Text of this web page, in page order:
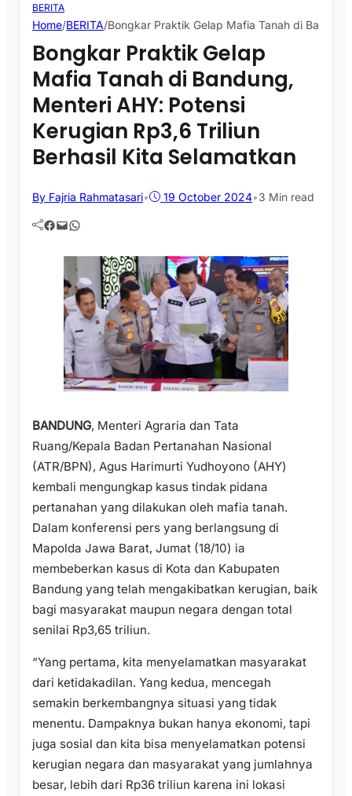
BERITA
Home/BERITA/Bongkar Praktik Gelap Mafia Tanah di
Bongkar Praktik Gelap
Mafia Tanah di Bandung,
Menteri AHY: Potensi
Kerugian Rp3,6 Triliun
Berhasil Kita Selamatkan
By Fajria Rahmatasari• 19 October 2024•3 Min read
Facebook Mail WhatsApp
BANDUNG, Menteri Agraria dan Tata
Ruang/Kepala Badan Pertanahan Nasional
(ATR/BPN), Agus Harimurti Yudhoyono (AHY)
kembali mengungkap kasus tindak pidana
pertanahan yang dilakukan oleh mafia tanah.
Dalam konferensi pers yang berlangsung di
Mapolda Jawa Barat, Jumat (18/10) ia
membeberkan kasus di Kota dan Kabupaten
Bandung yang telah mengakibatkan kerugian, baik
bagi masyarakat maupun negara dengan total
senilai Rp3,65 triliun.
“Yang pertama, kita menyelamatkan masyarakat
dari ketidakadilan. Yang kedua, mencegah
semakin berkembangnya situasi yang tidak
menentu. Dampaknya bukan hanya ekonomi, tapi
juga sosial dan kita bisa menyelamatkan potensi
kerugian negara dan masyarakat yang jumlahnya
besar, lebih dari Rp36 triliun karena ini lokasi